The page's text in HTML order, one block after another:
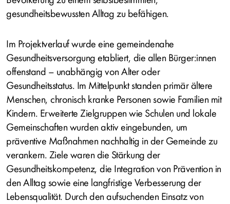
gesundheitsbewussten Alltag zu befähigen.
Im Projektverlauf wurde eine gemeindenahe
Gesundheitsversorgung etabliert, die allen Bürger:innen
offenstand – unabhängig von Alter oder
Gesundheitsstatus. Im Mittelpunkt standen primär ältere
Menschen, chronisch kranke Personen sowie Familien mit
Kindern. Erweiterte Zielgruppen wie Schulen und lokale
Gemeinschaften wurden aktiv eingebunden, um
präventive Maßnahmen nachhaltig in der Gemeinde zu
verankern. Ziele waren die Stärkung der
Gesundheitskompetenz, die Integration von Prävention in
den Alltag sowie eine langfristige Verbesserung der
Lebensqualität. Durch den aufsuchenden Einsatz von